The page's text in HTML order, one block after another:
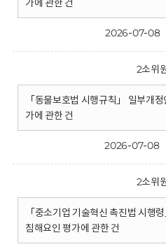
가에 관한 건
2026-07-08
2소위
「동물보호법 시행규칙」 일부개
가에 관한 건
2026-07-08
2소위
「중소기업 기술혁신 촉진법 시행
침해요인 평가에 관한 건